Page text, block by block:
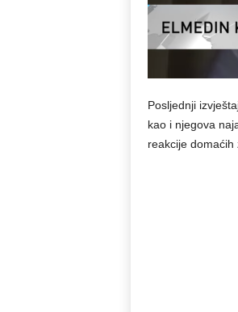
Posljednji
kao i njegova
reakcije domaćih